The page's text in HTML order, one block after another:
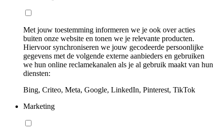
Met jouw toestemming informeren we je ook over acties
buiten onze website en tonen we je relevante producten.
Hiervoor synchroniseren we jouw gecodeerde persoonlijke
gegevens met de volgende externe aanbieders en gebruiken
we hun online reclamekanalen als je al gebruik maakt van hun
diensten:
Bing, Criteo, Meta, Google, LinkedIn, Pinterest, TikTok
Marketing